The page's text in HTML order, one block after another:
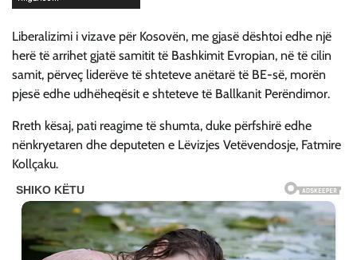
Liberalizimi i vizave për Kosovën, me gjasë dështoi edhe një
herë të arrihet gjatë samitit të Bashkimit Evropian, në të cilin
samit, përveç liderëve të shteteve anëtarë të BE-së, morën
pjesë edhe udhëheqësit e shteteve të Ballkanit Perëndimor.
Rreth kësaj, pati reagime të shumta, duke përfshirë edhe
nënkryetaren dhe deputeten e Lëvizjes Vetëvendosje, Fatmire
Kollçaku.